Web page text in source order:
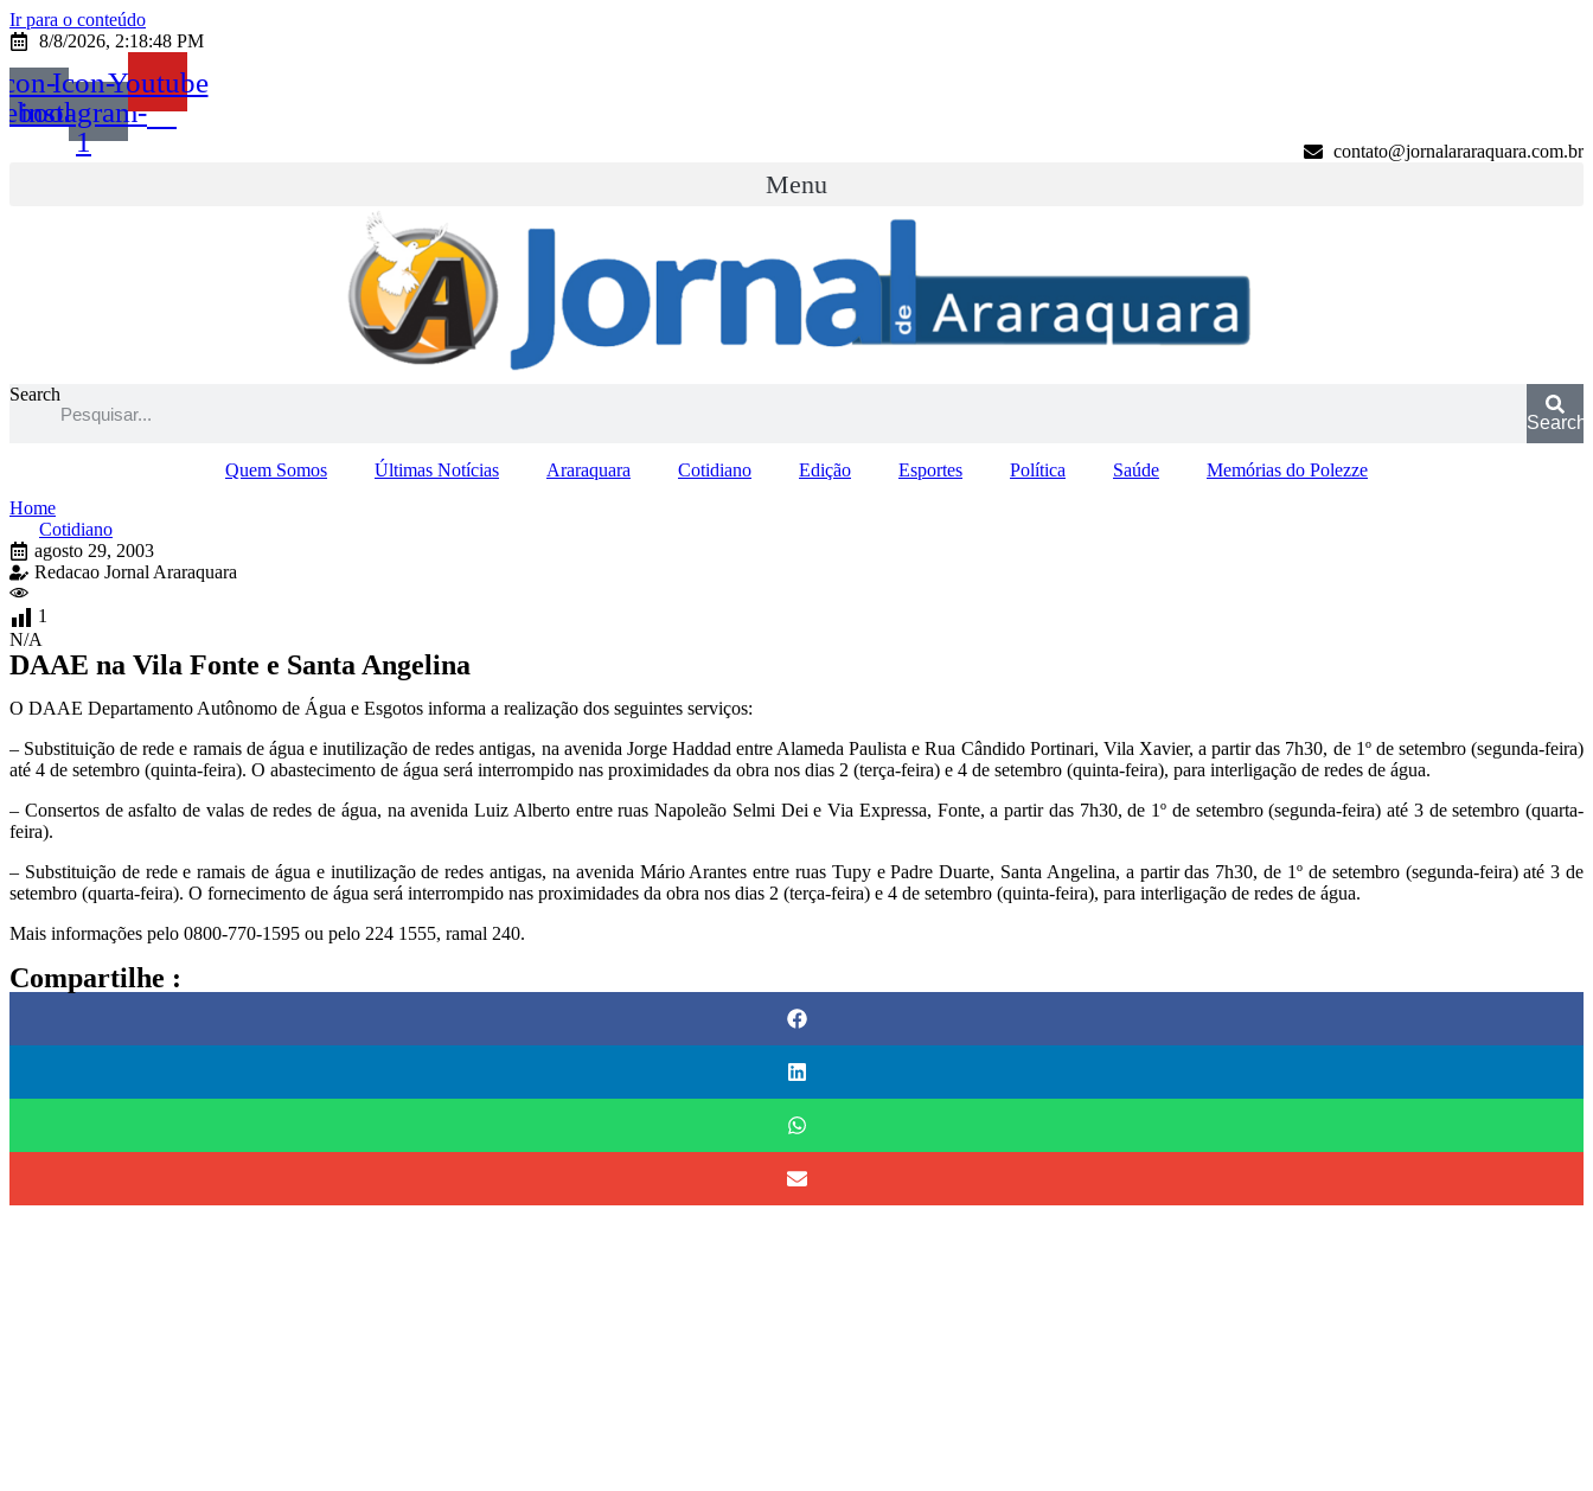
Ir para o conteúdo
8/8/2026, 2:18:48 PM
Icon-
instagram-
1
Youtube
contato@jornalararaquara.com.br
Menu
Search
Search
Quem Somos Últimas Notícias Araraquara Cotidiano Edição Esportes Política Saúde
Memórias do Polezze
Home
Cotidiano
agosto 29, 2003
Redacao Jornal Araraquara
1
N/A
DAAE na Vila Fonte e Santa Angelina
O DAAE Departamento Autônomo de Água e Esgotos informa a realização dos seguintes serviços:
– Substituição de rede e ramais de água e inutilização de redes antigas, na avenida Jorge Haddad entre Alameda Paulista e Rua Cândido Portinari, Vila Xavier, a partir das 7h30, de 1º de setembro (segunda-feira)
até 4 de setembro (quinta-feira). O abastecimento de água será interrompido nas proximidades da obra nos dias 2 (terça-feira) e 4 de setembro (quinta-feira), para interligação de redes de água.
– Consertos de asfalto de valas de redes de água, na avenida Luiz Alberto entre ruas Napoleão Selmi Dei e Via Expressa, Fonte, a partir das 7h30, de 1º de setembro (segunda-feira) até 3 de setembro (quarta-
feira).
– Substituição de rede e ramais de água e inutilização de redes antigas, na avenida Mário Arantes entre ruas Tupy e Padre Duarte, Santa Angelina, a partir das 7h30, de 1º de setembro (segunda-feira) até 3 de
setembro (quarta-feira). O fornecimento de água será interrompido nas proximidades da obra nos dias 2 (terça-feira) e 4 de setembro (quinta-feira), para interligação de redes de água.
Mais informações pelo 0800-770-1595 ou pelo 224 1555, ramal 240.
Compartilhe :